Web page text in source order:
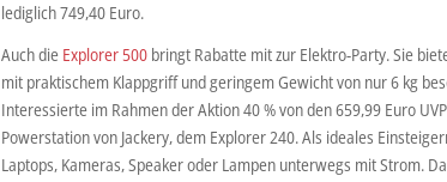
lediglich 749,40 Euro.
Auch die Explorer 500 bringt Rabatte mit zur Elektro-Party. Sie
mit praktischem Klappgriff und geringem Gewicht von nur 6 kg
Interessierte im Rahmen der Aktion 40 % von den 659,99 Euro
Powerstation von Jackery, dem Explorer 240. Als ideales
Laptops, Kameras, Speaker oder Lampen unterwegs mit Strom.